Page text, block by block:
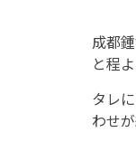
成都
と程
タレ
わせ